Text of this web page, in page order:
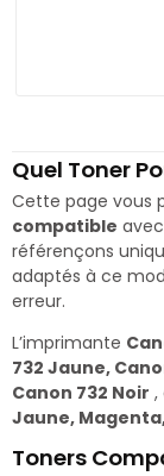
Quel Toner
Cette page vous
compatible avec
référençons
adaptés à ce
erreur.
L’imprimante
732 Jaune,
Canon 732 Noir ,
Jaune,
Toners